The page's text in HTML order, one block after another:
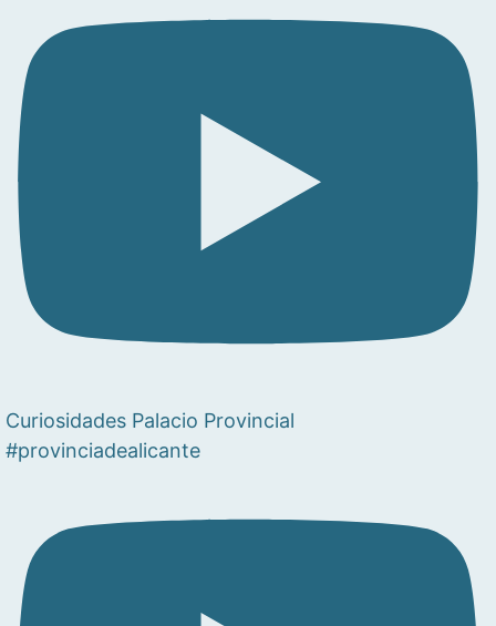
Curiosidades Palacio Provincial
#provinciadealicante